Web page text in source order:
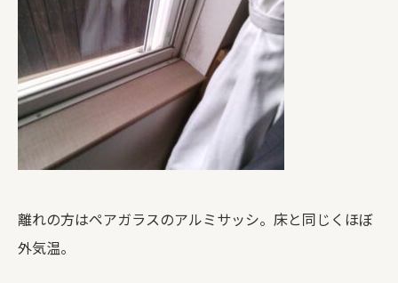
離れの方はペアガラスのアルミサッシ。床と同じくほぼ
外気温。